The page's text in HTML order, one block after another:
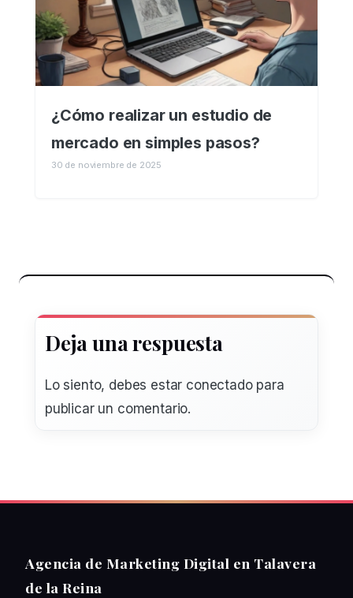
¿Cómo realizar un estudio de
mercado en simples pasos?
30 de noviembre de 2025
Deja una respuesta
Lo siento, debes estar conectadopara
publicar un comentario.
Agencia de Marketing Digital en Talavera
de la Reina